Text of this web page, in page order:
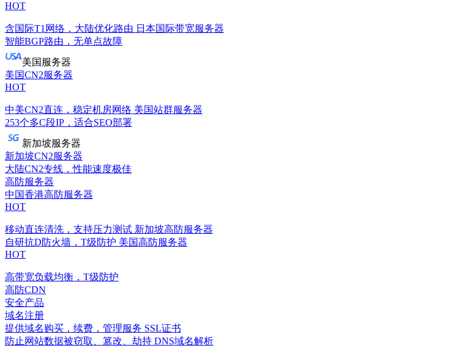
HOT
含国际T1网络，大陆优化路由 日本国际带宽服务器
智能BGP路由，无单点故障
美国服务器
美国CN2服务器
HOT
中美CN2直连，稳定机房网络 美国站群服务器
253个多C段IP，适合SEO部署
新加坡服务器
新加坡CN2服务器
大陆CN2专线，性能速度极佳
高防服务器
中国香港高防服务器
HOT
移动直连清洗，支持压力测试 新加坡高防服务器
自研抗D防火墙，T级防护 美国高防服务器
HOT
高带宽负载均衡，T级防护
高防CDN
安全产品
域名注册
提供域名购买，续费，管理服务 SSL证书
防止网站数据被窃取、篡改、劫持 DNS域名解析